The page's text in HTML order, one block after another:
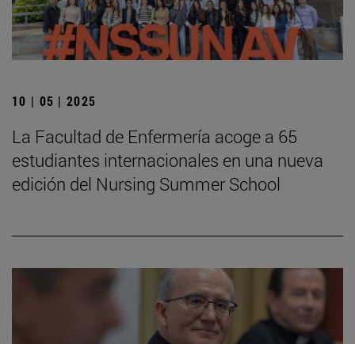
10 | 05 | 2025
La Facultad de Enfermería acoge a 65
estudiantes internacionales en una nueva
edición del Nursing Summer School